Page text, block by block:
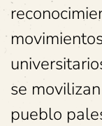
se
pueblo